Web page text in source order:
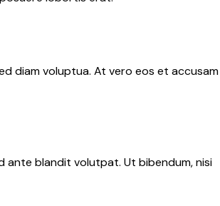
diam voluptua. At vero eos et accusam
ante blandit volutpat. Ut bibendum, nisi